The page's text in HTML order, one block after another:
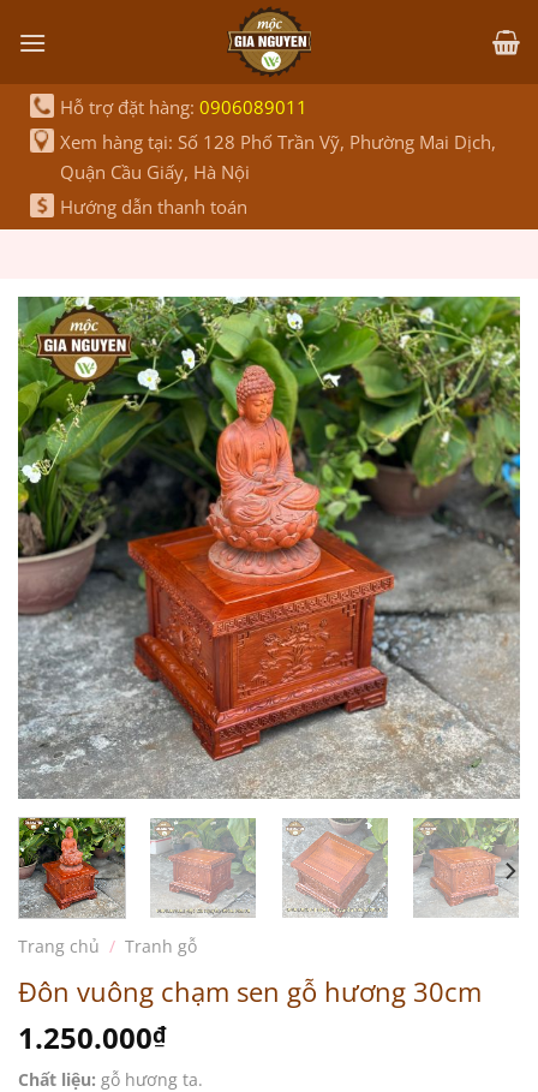
qua
dung
Hỗ trợ đặt hàng: 0906089011
Xem hàng tại: Số 128 Phố Trần Vỹ, Phường Mai Dịch,
Quận Cầu Giấy, Hà Nội
Hướng dẫn thanh toán
Trang chủ / Tranh gỗ
Đôn vuông chạm sen gỗ hương 30cm
1.250.000₫
Chất liệu: gỗ hương ta.